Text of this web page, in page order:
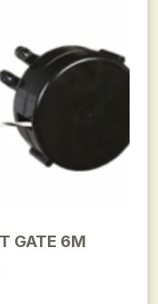
GATE 6M